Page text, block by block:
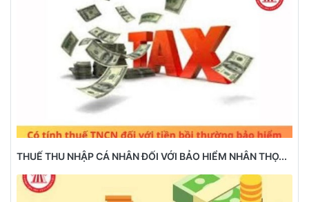
THUẾ THU NHẬP CÁ NHÂN ĐỐI VỚI BẢO HIỂM NHÂN THỌ...